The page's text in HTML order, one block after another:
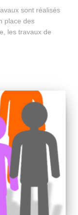
sont réalisés
place des
les travaux de